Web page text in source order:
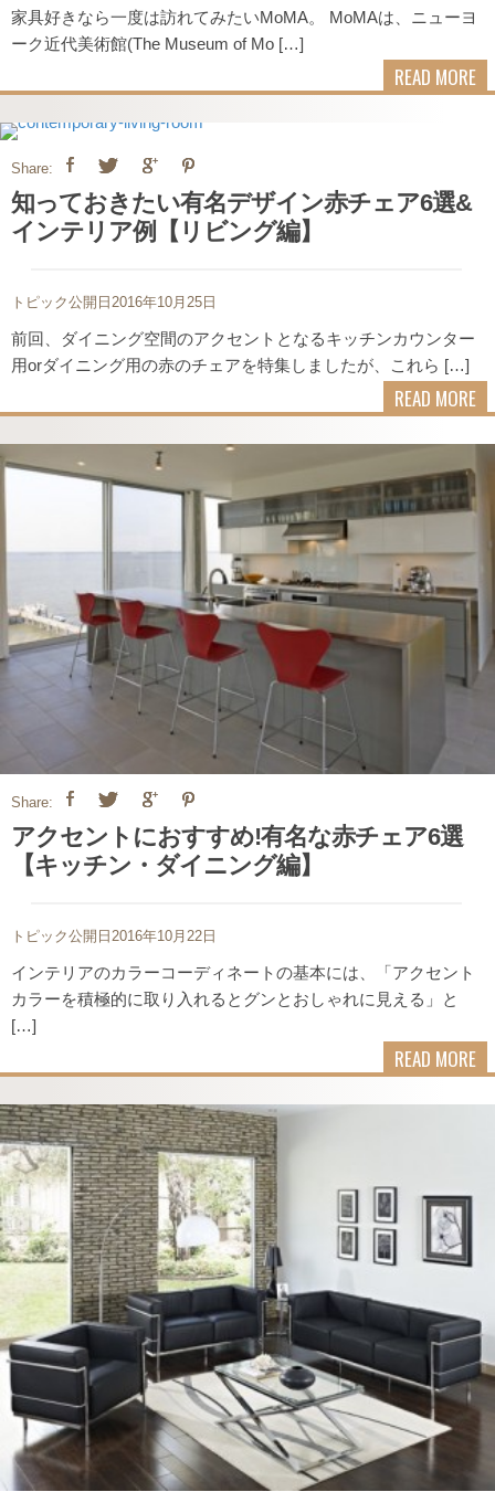
家具好きなら一度は訪れてみたいMoMA。 MoMAは、ニューヨ
ーク近代美術館(The Museum of Mo […]
READ MORE
Share:
知っておきたい有名デザイン赤チェア6選&
インテリア例【リビング編】
トピック公開日2016年10月25日
前回、ダイニング空間のアクセントとなるキッチンカウンター
用orダイニング用の赤のチェアを特集しましたが、これら […]
READ MORE
Share:
アクセントにおすすめ!有名な赤チェア6選
【キッチン・ダイニング編】
トピック公開日2016年10月22日
インテリアのカラーコーディネートの基本には、「アクセント
カラーを積極的に取り入れるとグンとおしゃれに見える」と
[…]
READ MORE